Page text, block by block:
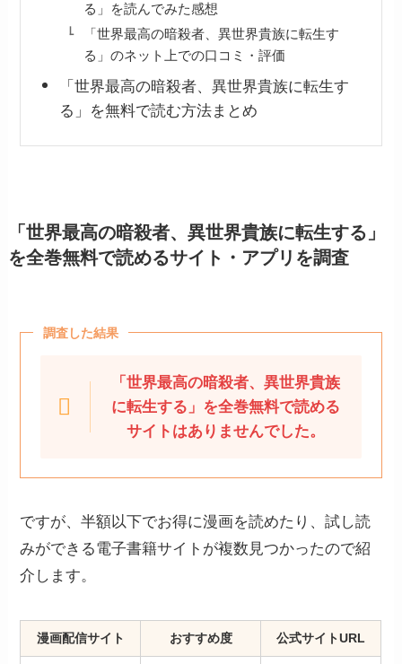
る」を読んでみた感想
「世界最高の暗殺者、異世界貴族に転生す
る」のネット上での口コミ・評価
「世界最高の暗殺者、異世界貴族に転生す
る」を無料で読む方法まとめ
「世界最高の暗殺者、異世界貴族に転生する」
を全巻無料で読めるサイト・アプリを調査
調査した結果
「世界最高の暗殺者、異世界貴族
に転生する」を全巻無料で読める
サイトはありませんでした。
ですが、半額以下でお得に漫画を読めたり、試し読
みができる電子書籍サイトが複数見つかったので紹
介します。
漫画配信サイト おすすめ度 公式サイトURL